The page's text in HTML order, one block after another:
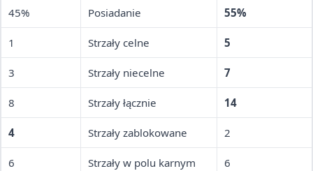
45% Posiadanie 55%
1 Strzały celne 5
3 Strzały niecelne 7
8 Strzały łącznie 14
4 Strzały zablokowane 2
6 Strzały w polu karnym 6